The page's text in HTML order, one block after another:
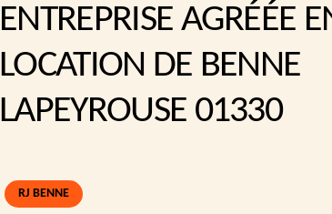
ENTREPRISE AGRÉÉE
LOCATION DE BENNE
LAPEYROUSE 01330
RJ BENNE